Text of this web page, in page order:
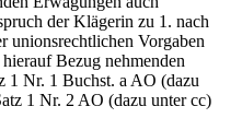
der Klägerin zu 1. nach
unionsrechtlichen Vorgaben
Bezug nehmenden
1 Nr. 1 Buchst. a AO (dazu
1 Nr. 2 AO (dazu unter cc)